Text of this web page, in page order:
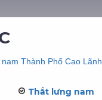
nam Thành Phố Cao Lãnh
Thắt lưng nam